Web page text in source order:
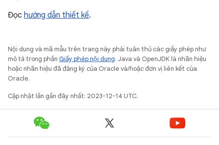
Đọc hướng dẫn thiết kế.
Nội dung và mã mẫu trên trang này phải tuân thủ các giấy phép như
mô tả trong phần Giấy phép nội dung. Java và OpenJDK là nhãn hiệu
hoặc nhãn hiệu đã đăng ký của Oracle và/hoặc đơn vị liên kết của
Oracle.
Cập nhật lần gần đây nhất: 2023-12-14 UTC.